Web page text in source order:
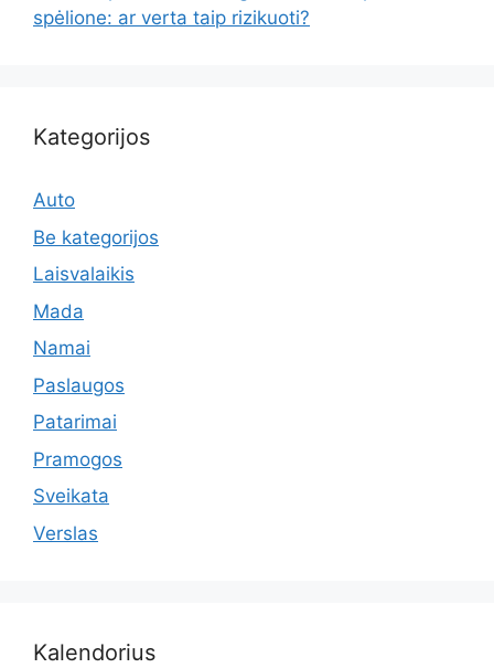
spėlione: ar verta taip rizikuoti?
Kategorijos
Auto
Be kategorijos
Laisvalaikis
Mada
Namai
Paslaugos
Patarimai
Pramogos
Sveikata
Verslas
Kalendorius